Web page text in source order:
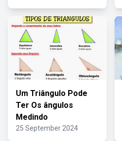
Um Triângulo Pode
Ter Os ângulos
Medindo
25 September 2024